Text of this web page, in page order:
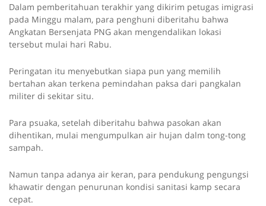
Dalam pemberitahuan terakhir yang dikirim petugas imigrasi
pada Minggu malam, para penghuni diberitahu bahwa
Angkatan Bersenjata PNG akan mengendalikan lokasi
tersebut mulai hari Rabu.
Peringatan itu menyebutkan siapa pun yang memilih
bertahan akan terkena pemindahan paksa dari pangkalan
militer di sekitar situ.
Para psuaka, setelah diberitahu bahwa pasokan akan
dihentikan, mulai mengumpulkan air hujan dalm tong-tong
sampah.
Namun tanpa adanya air keran, para pendukung pengungsi
khawatir dengan penurunan kondisi sanitasi kamp secara
cepat.